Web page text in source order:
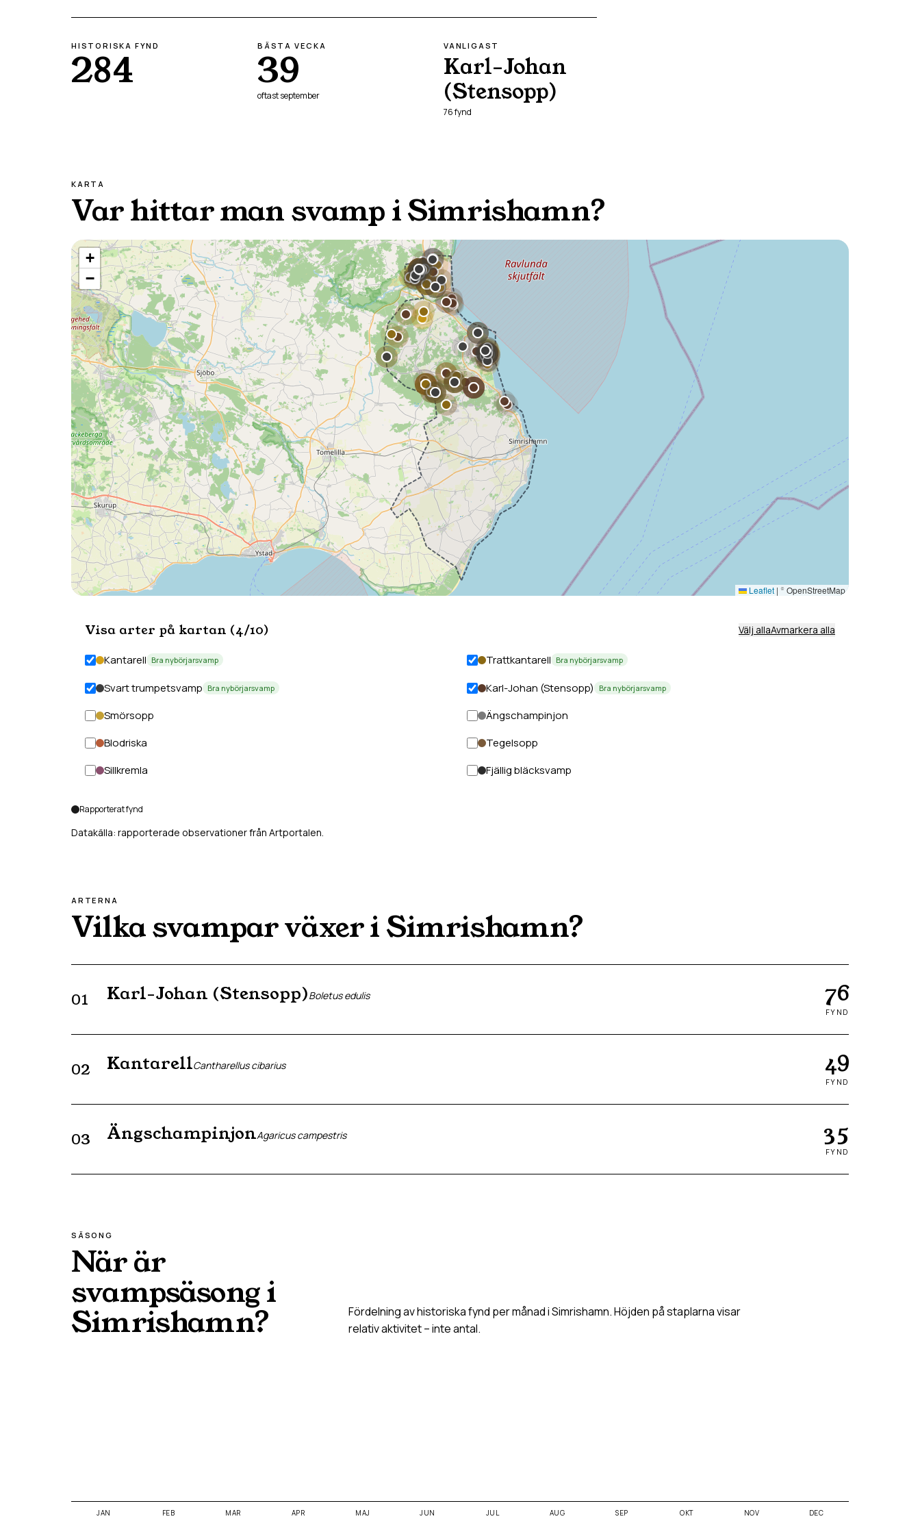
HISTORISKA FYND
284
BÄSTA VECKA
39
oftastseptember
VANLIGAST
Karl-Johan
(Stensopp)
76fynd
KARTA
Var hittar man svamp iSimrishamn?
+
−
Leaflet | © OpenStreetMap
Visa arter på kartan (4/10) Välj allaAvmarkera alla
Kantarell Bra nybörjarsvamp Trattkantarell Bra nybörjarsvamp
Svart trumpetsvamp Bra nybörjarsvamp Karl-Johan (Stensopp) Bra nybörjarsvamp
Smörsopp
Ängschampinjon
Blodriska
Tegelsopp
Sillkremla
Fjällig bläcksvamp
Rapporterat fynd
Datakälla: rapporterade observationer från Artportalen.
ARTERNA
Vilka svampar växer iSimrishamn?
01 Karl-Johan (Stensopp)Boletus edulis 76
FYND
02 KantarellCantharellus cibarius 49
FYND
03 ÄngschampinjonAgaricus campestris 35
FYND
SÄSONG
När är
svampsäsong i
Simrishamn? Fördelning av historiska fynd per månad iSimrishamn. Höjden på staplarna visar
relativ aktivitet – inte antal.
JAN FEB MAR APR MAJ JUN JUL AUG SEP OKT NOV DEC